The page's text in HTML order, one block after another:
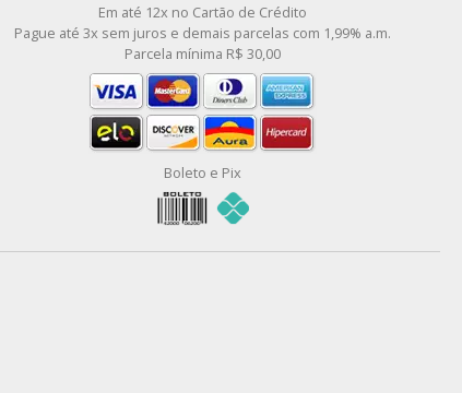
Em até 12x no Cartão de Crédito
Pague até 3x sem juros e demais parcelas com 1,99% a.m.
Parcela mínima R$ 30,00
Boleto e Pix